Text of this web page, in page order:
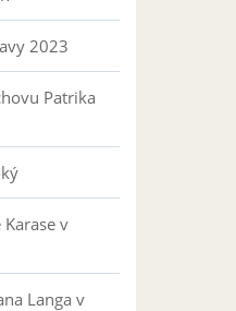
2023
Patrika
v
Langa v